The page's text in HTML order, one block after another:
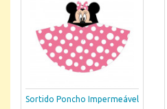
Sortido Poncho Impermeável